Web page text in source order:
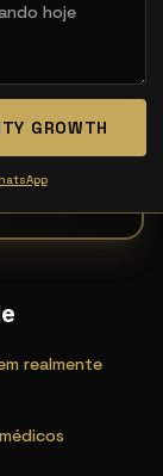
GROWTH
realmente